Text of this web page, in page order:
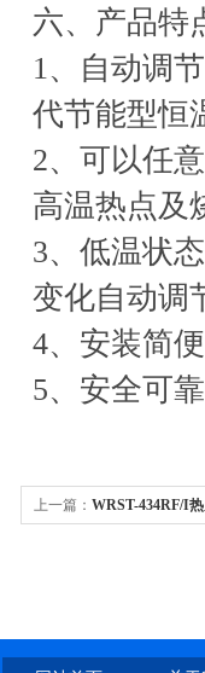
六、产品特
1、自动调
代节能型恒
2、可以任
高温热点及
3、低温状
变化自动调
4、安装简
5、安全可
上一篇： WRST-434RF/I